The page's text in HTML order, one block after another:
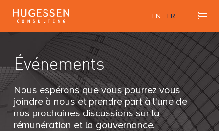
s
s
e
n
C
EN FR
Événements
Nous espérons que vous pourrez vous
joindre à nous et prendre part à l'une de
nos prochaines discussions sur la
rémunération et la gouvernance.